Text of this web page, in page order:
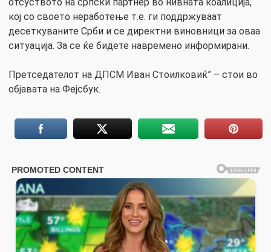
кој со своето неработење т.е. ги поддржуваат
десеткуваните Срби и се директни виновници за оваа
ситуација. За се ќе бидете навремено информирани.
Претседателот на ДПСМ Иван Стоилковиќ” – стои во
објавата на Фејсбук.